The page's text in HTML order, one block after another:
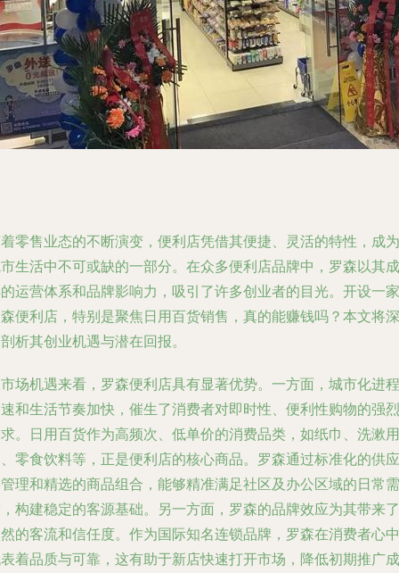
零售业态的不断演变，便利店凭借其便捷、灵活的特性，成为
生活中不可或缺的一部分。在众多便利店品牌中，罗森以其成
运营体系和品牌影响力，吸引了许多创业者的目光。开设一家
便利店，特别是聚焦日用百货销售，真的能赚钱吗？本文将深
析其创业机遇与潜在回报。
场机遇来看，罗森便利店具有显著优势。一方面，城市化进程
和生活节奏加快，催生了消费者对即时性、便利性购物的强烈
。日用百货作为高频次、低单价的消费品类，如纸巾、洗漱用
零食饮料等，正是便利店的核心商品。罗森通过标准化的供应
理和精选的商品组合，能够精准满足社区及办公区域的日常需
构建稳定的客源基础。另一方面，罗森的品牌效应为其带来了
的客流和信任度。作为国际知名连锁品牌，罗森在消费者心中
着品质与可靠，这有助于新店快速打开市场，降低初期推广成